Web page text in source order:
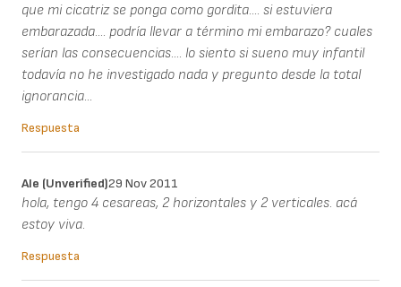
que mi cicatriz se ponga como gordita.... si estuviera
embarazada.... podría llevar a término mi embarazo? cuales
serían las consecuencias.... lo siento si sueno muy infantil
todavía no he investigado nada y pregunto desde la total
ignorancia...
Respuesta
Ale (unverified)29 Nov 2011
hola, tengo 4 cesareas, 2 horizontales y 2 verticales. acá
estoy viva.
Respuesta